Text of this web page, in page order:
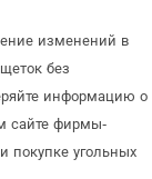
изменений в
без
информацию о
сайте фирмы-
покупке угольных